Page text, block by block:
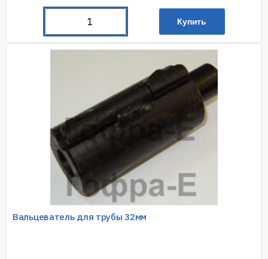
Купить
Вальцеватель для трубы 32мм